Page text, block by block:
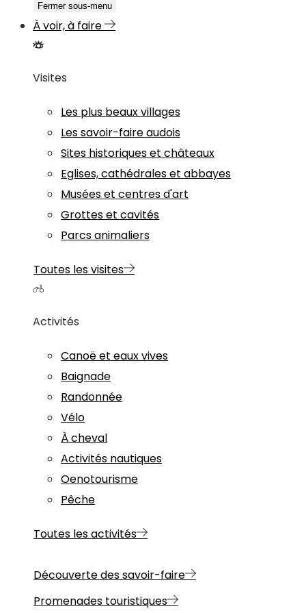
Fermer sous-menu
À voir, à faire
Visites
Les plus beaux villages
Les savoir-faire audois
Sites historiques et châteaux
Eglises, cathédrales et abbayes
Musées et centres d'art
Grottes et cavités
Parcs animaliers
Toutes les visites
Activités
Canoë et eaux vives
Baignade
Randonnée
Vélo
À cheval
Activités nautiques
Oenotourisme
Pêche
Toutes les activités
Découverte des savoir-faire
Promenades touristiques